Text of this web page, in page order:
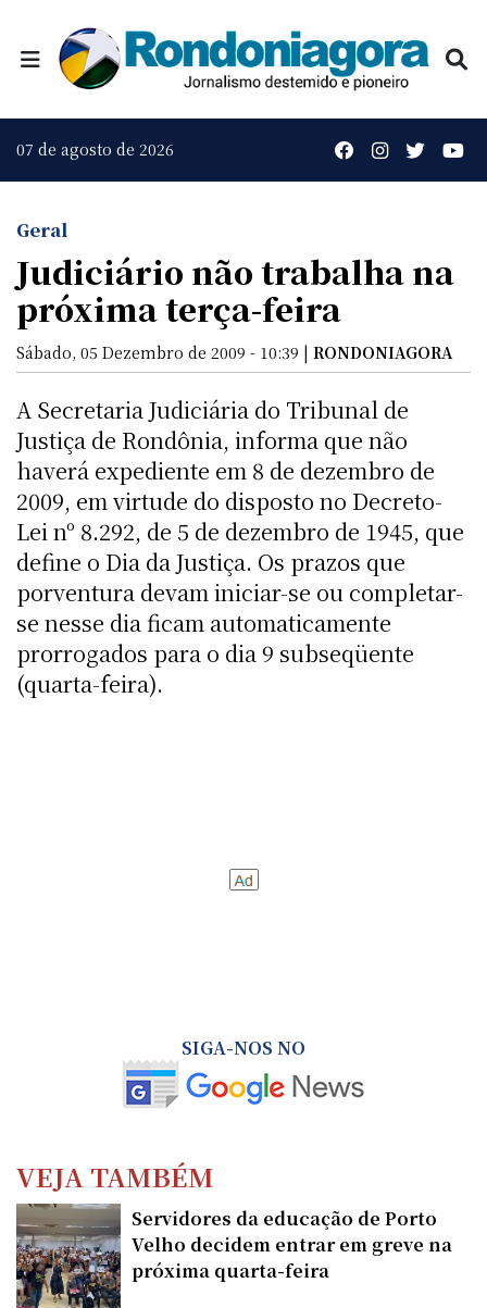
07 de agosto de 2026
Geral
Judiciário não trabalha na
próxima terça-feira
Sábado, 05 Dezembro de 2009 - 10:39 | RONDONIAGORA
A Secretaria Judiciária do Tribunal de
Justiça de Rondônia, informa que não
haverá expediente em 8 de dezembro de
2009, em virtude do disposto no Decreto-
Lei nº 8.292, de 5 de dezembro de 1945, que
define o Dia da Justiça. Os prazos que
porventura devam iniciar-se ou completar-
se nesse dia ficam automaticamente
prorrogados para o dia 9 subseqüente
(quarta-feira).
SIGA-NOS NO
VEJA TAMBÉM
Servidores da educação de Porto
Velho decidem entrar em greve na
próxima quarta-feira